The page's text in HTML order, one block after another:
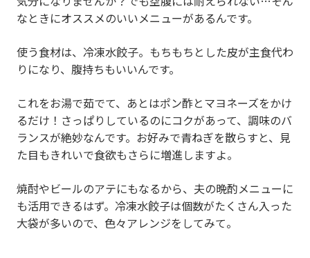
なときにオススメのいいメニューがあるんです。
使う食材は、冷凍水餃子。もちもちとした皮が主食代わ
りになり、腹持ちもいいんです。
これをお湯で茹でて、あとはポン酢とマヨネーズをかけ
るだけ！さっぱりしているのにコクがあって、調味のバ
ランスが絶妙なんです。お好みで青ねぎを散らすと、見
た目もきれいで食欲もさらに増進しますよ。
焼酎やビールのアテにもなるから、夫の晩酌メニューに
も活用できるはず。冷凍水餃子は個数がたくさん入った
大袋が多いので、色々アレンジをしてみて。